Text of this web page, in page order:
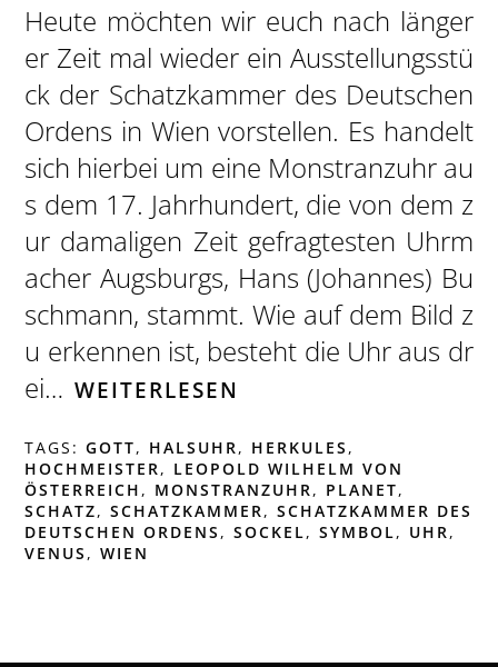
Heute möchten wir euch nach länger
er Zeit mal wieder ein Ausstellungsstü
ck der Schatzkammer des Deutschen
Ordens in Wien vorstellen. Es handelt
sich hierbei um eine Monstranzuhr au
s dem 17. Jahrhundert, die von dem z
ur damaligen Zeit gefragtesten Uhrm
acher Augsburgs, Hans (Johannes) Bu
schmann, stammt. Wie auf dem Bild z
u erkennen ist, besteht die Uhr aus dr
ei… WEITERLESEN
TAGS:GOTT, HALSUHR , HERKULES ,
HOCHMEISTER , LEOPOLD WILHELM VON
ÖSTERREICH , MONSTRANZUHR , PLANET,
SCHATZ,SCHATZKAMMER ,SCHATZKAMMER DES
DEUTSCHEN ORDENS ,SOCKEL ,SYMBOL , UHR ,
VENUS ,WIEN